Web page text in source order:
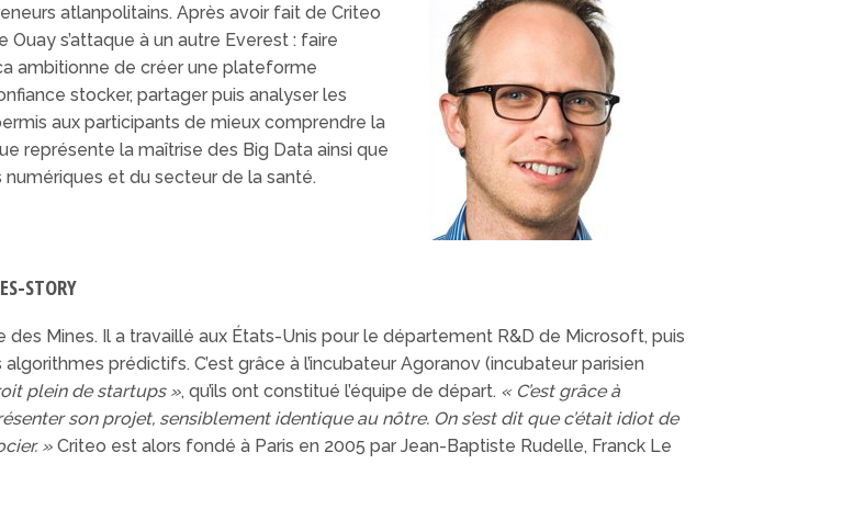
atlanpolitains. Après avoir fait de Criteo
s’attaque à un autre Everest : faire
ambitionne de créer une plateforme
stocker, partager puis analyser les
aux participants de mieux comprendre la
représente la maîtrise des Big Data ainsi que
et du secteur de la santé.
STORY
des Mines. Il a travaillé aux États-Unis pour le département R&D de Microsoft, puis
prédictifs. C’est grâce à l’incubateur Agoranov (incubateur parisien
plein de startups », qu’ils ont constitué l’équipe de départ. « C’est grâce à
son projet, sensiblement identique au nôtre. On s’est dit que c’était idiot de
» Criteo est alors fondé à Paris en 2005 par Jean-Baptiste Rudelle, Franck Le